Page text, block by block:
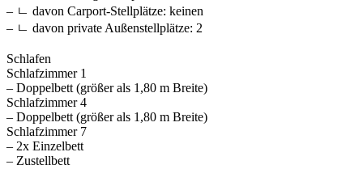
– ㄴ davon Carport-Stellplätze: keinen
– ㄴ davon private Außen­stellplätze: 2
Schlafen
Schlafzimmer 1
– Doppelbett (größer als 1,80 m Breite)
Schlafzimmer 4
– Doppelbett (größer als 1,80 m Breite)
Schlafzimmer 7
– 2x Einzelbett
– Zustellbett